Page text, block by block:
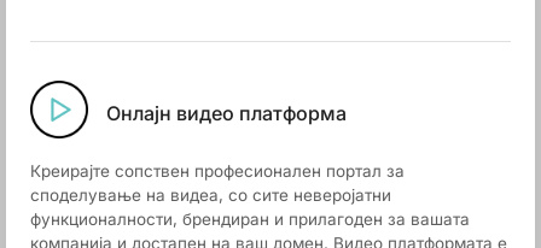
Онлајн видео платформа
Креирајте сопствен професионален портал за
споделување на видеа, со сите неверојатни
функционалности, брендиран и прилагоден за вашата
компанија и достапен на ваш домен. Видео платформата е